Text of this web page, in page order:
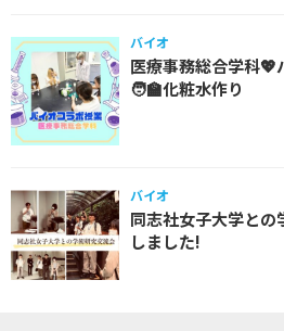
バイオ
医療事務総合学科💖
🧑‍🏫化粧水作り
バイオ
同志社女子大学との
しました!